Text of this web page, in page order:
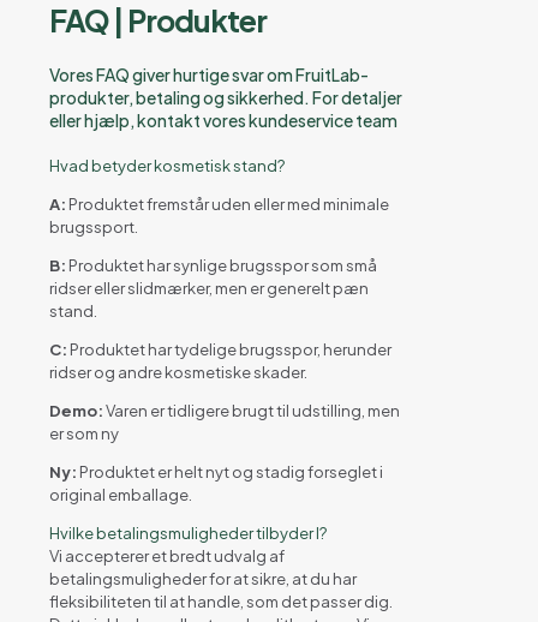
FAQ | Produkter
Vores FAQ giver hurtige svar om FruitLab-
produkter, betaling og sikkerhed. For detaljer
eller hjælp, kontakt vores kundeservice team
Hvad betyder kosmetisk stand?
A: Produktet fremstår uden eller med minimale
brugssport.
B: Produktet har synlige brugsspor som små
ridser eller slidmærker, men er generelt pæn
stand.
C: Produktet har tydelige brugsspor, herunder
ridser og andre kosmetiske skader.
Demo:Varen er tidligere brugt til udstilling, men
er som ny
Ny: Produktet er helt nyt og stadig forseglet i
original emballage.
Hvilke betalingsmuligheder tilbyder I?
Vi accepterer et bredt udvalg af
betalingsmuligheder for at sikre, at du har
fleksibiliteten til at handle, som det passer dig.